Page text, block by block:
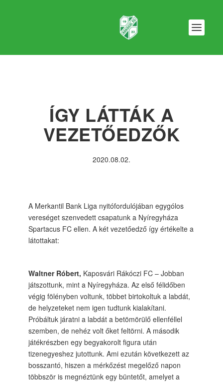
ÍGY LÁTTÁK A
VEZETŐEDZŐK
2020.08.02.
A Merkantil Bank Liga nyitófordulójában egygólos
vereséget szenvedett csapatunk a Nyíregyháza
Spartacus FC ellen. A két vezetőedző így értékelte a
látottakat:
Waltner Róbert, Kaposvári Rákóczi FC – Jobban
játszottunk, mint a Nyíregyháza. Az első félidőben
végig fölényben voltunk, többet birtokoltuk a labdát,
de helyzeteket nem igen tudtunk kialakítani.
Próbáltuk járatni a labdát a betömörülő ellenféllel
szemben, de nehéz volt őket feltörni. A második
játékrészben egy begyakorolt figura után
tizenegyeshez jutottunk. Ami ezután következett az
bosszantó, hiszen a mérkőzést megelőző napon
többször is megnéztünk egy büntetőt, amelyet a